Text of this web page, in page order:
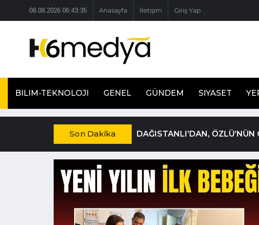
08.08.2026 06:43:36 Anasayfa İletişim Giriş Yap
BILIM-TEKNOLOJI GENEL GÜNDEM SIYASET
Son Dakika DAĞISTANLI’DAN,